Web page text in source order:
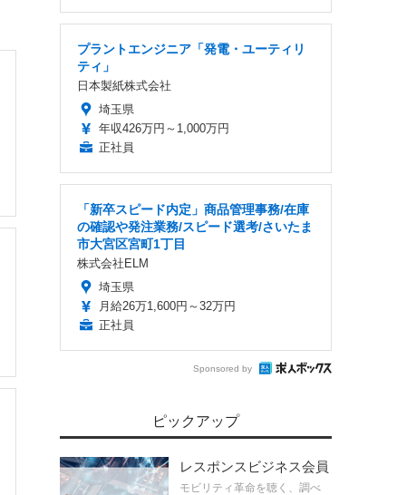
プラントエンジニア「発電・ユーティリ
ティ」
日本製紙株式会社
埼玉県
年収426万円～1,000万円
正社員
「新卒スピード内定」商品管理事務/在庫
の確認や発注業務/スピード選考/さいたま
市大宮区宮町1丁目
株式会社ELM
埼玉県
月給26万1,600円～32万円
正社員
Sponsored by
ピックアップ
レスポンスビジネス会員
モビリティ革命を聴く、調べ